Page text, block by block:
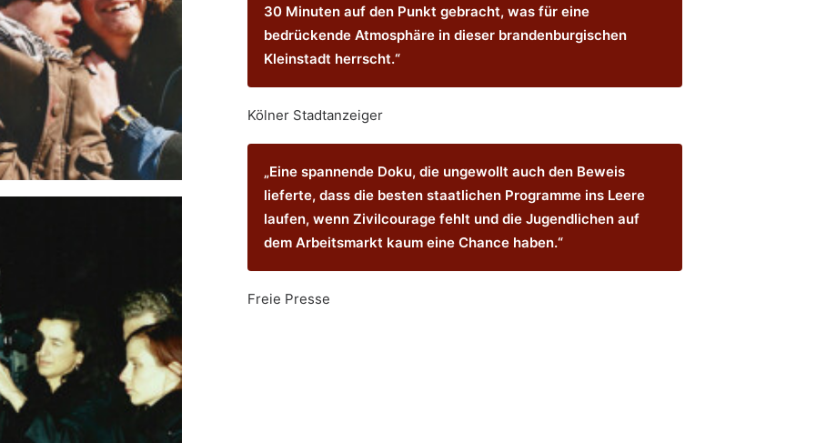
30 Minuten auf den Punkt gebracht, was für eine
bedrückende Atmosphäre in dieser brandenburgischen
Kleinstadt herrscht.“
Kölner Stadtanzeiger
„Eine spannende Doku, die ungewollt auch den Beweis
lieferte, dass die besten staatlichen Programme ins Leere
laufen, wenn Zivilcourage fehlt und die Jugendlichen auf
dem Arbeitsmarkt kaum eine Chance haben.“
Freie Presse